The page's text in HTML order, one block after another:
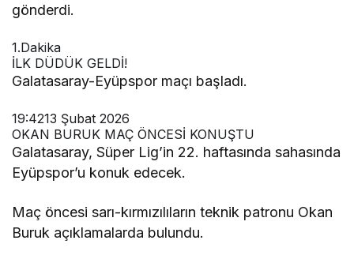
gönderdi.
1.Dakika
İLK DÜDÜK GELDİ!
Galatasaray-Eyüpspor maçı başladı.
19:4213 Şubat 2026
OKAN BURUK MAÇ ÖNCESİ KONUŞTU
Galatasaray, Süper Lig’in 22. haftasında sahasında
Eyüpspor’u konuk edecek.
Maç öncesi sarı-kırmızılıların teknik patronu Okan
Buruk açıklamalarda bulundu.